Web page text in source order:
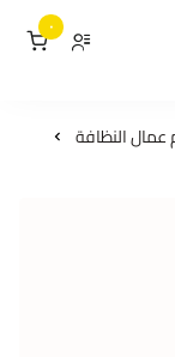
٠
عمال النظافة